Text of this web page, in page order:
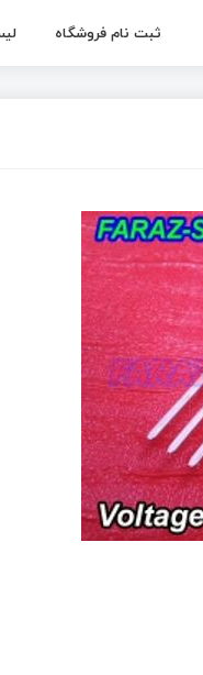
ثبت نام فروشگاه